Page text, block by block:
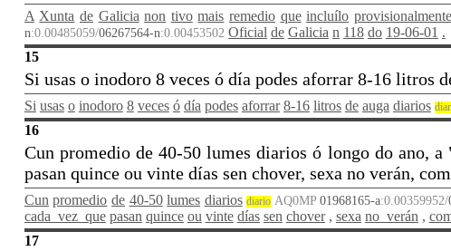
A Xunta de Galicia non tivo mais remedio que incluílo provisionalmente
n:0.00485059/06267564-n:0.00453502 Oficial de Galicia n 118 do 19-06-01 .
15
Si usas o inodoro 8 veces ó día podes aforrar 8-16 litros
Si usas o inodoro 8 veces ó día podes aforrar 8-16 litros de auga diarios
16
Cun promedio de 40-50 lumes diarios ó longo do ano,
pasan quince ou vinte días sen chover, sexa no verán,
Cun promedio de 40-50 lumes diarios diario AQ0MP01968165-a:0.00359952/
cada_vez_que pasan quince ou vinte días sen chover , sexa no_verán ,
17